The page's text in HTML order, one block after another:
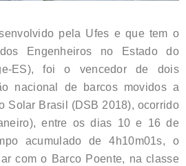
pela Ufes e que tem o
Engenheiros no Estado do
ES), foi o vencedor de dois
nacional de barcos movidos a
Solar Brasil (DSB 2018), ocorrido
entre os dias 10 e 16 de
acumulado de 4h10m01s, o
com o Barco Poente, na classe